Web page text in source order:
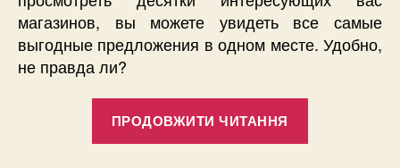
магазинов, вы можете увидеть все самые
выгодные предложения в одном месте. Удобно,
не правда ли?
ПРОДОВЖИТИ ЧИТАННЯ